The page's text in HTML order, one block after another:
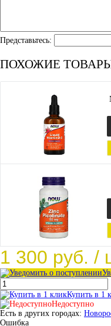
Представьтесь:
ПОХОЖИЕ
1 300 руб. /
Купить в 1
Недоступно
Есть в других городах:
Ошибка